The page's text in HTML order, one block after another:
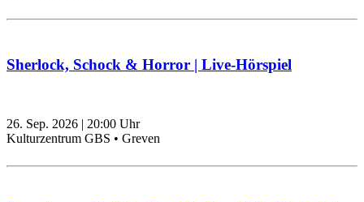
Sherlock, Schock & Horror | Live-Hörspiel
26. Sep. 2026 | 20:00 Uhr
Kulturzentrum GBS • Greven